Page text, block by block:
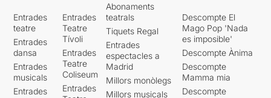
Entrades
teatre
Entrades
dansa
Entrades
musicals
Entrades
Entrades
Teatre
Tívoli
Entrades
Teatre
Coliseum
Entrades
Abonaments
teatrals
Tiquets Regal
Entrades
espectacles a
Madrid
Millors monòlegs
Millors musicals
Descompte El
Mago Pop 'Nada
es imposible'
Descompte Ànima
Descompte
Mamma mia
Descompte